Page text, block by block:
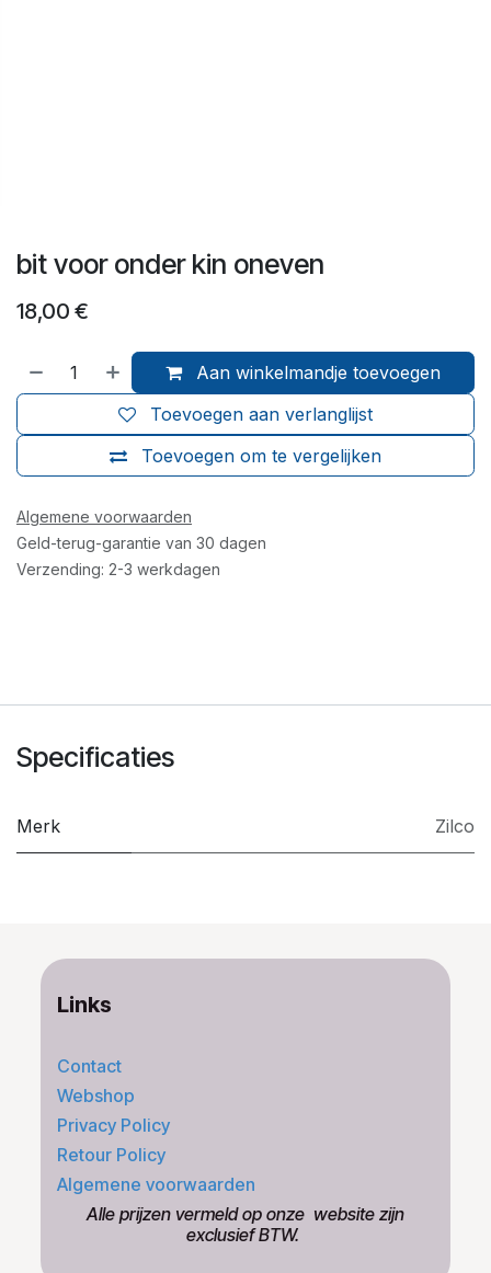
bit voor onder kin oneven
18,00 €
Aan winkelmandje toevoegen
Toevoegen om te vergelijken
Toevoegen aan verlanglijst
Algemene voorwaarden
Geld-terug-garantie van 30 dagen
Verzending: 2-3 werkdagen
Specificaties
Merk Zilco
Links
Contact
Webshop
Privacy Policy
Retour Policy
Algemene voorwaarden
​Alle prijzen vermeld op onze ​website zijn
exclusief BTW.